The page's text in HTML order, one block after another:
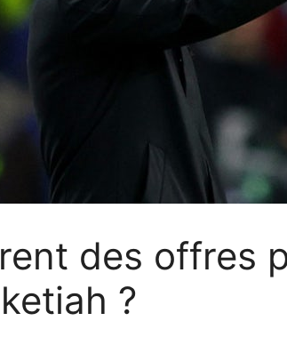
des offres
?